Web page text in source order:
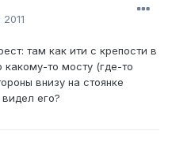
там как ити с крепости в
то мосту (где-то
внизу на стоянке
его?